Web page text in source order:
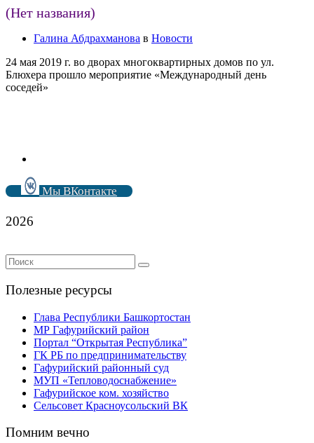
(Нет названия)
Галина Абдрахманова в Новости
24 мая 2019 г. во дворах многоквартирных домов по ул.
Блюхера прошло мероприятие «Международный день
соседей»
Мы ВКонтакте
2026
Полезные ресурсы
Глава Республики Башкортостан
МР Гафурийский район
Портал “Открытая Республика”
ГК РБ по предпринимательству
Гафурийский районный суд
МУП «Тепловодоснабжение»
Гафурийское ком. хозяйство
Сельсовет Красноусольский ВК
Помним вечно